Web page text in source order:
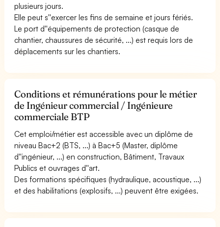
plusieurs jours.
Elle peut s''exercer les fins de semaine et jours fériés.
Le port d''équipements de protection (casque de
chantier, chaussures de sécurité, ...) est requis lors de
déplacements sur les chantiers.
Conditions et rémunérations pour le métier
de Ingénieur commercial / Ingénieure
commerciale BTP
Cet emploi/métier est accessible avec un diplôme de
niveau Bac+2 (BTS, ...) à Bac+5 (Master, diplôme
d''ingénieur, ...) en construction, Bâtiment, Travaux
Publics et ouvrages d''art.
Des formations spécifiques (hydraulique, acoustique, ...)
et des habilitations (explosifs, ...) peuvent être exigées.